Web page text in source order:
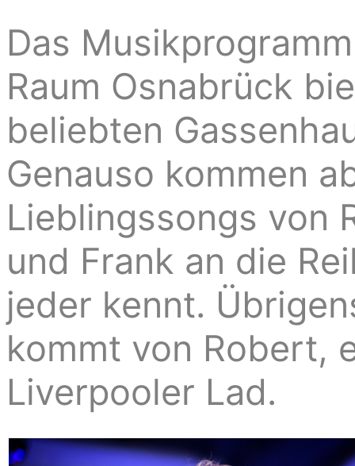
Das
Raum Osnabrück
beliebten
Genauso kommen
Lieblingssongs von
und Frank an die
jeder kennt.
kommt von Robert,
Liverpooler Lad.